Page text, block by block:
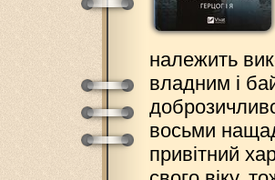
належить
владним і
восьми
привітний